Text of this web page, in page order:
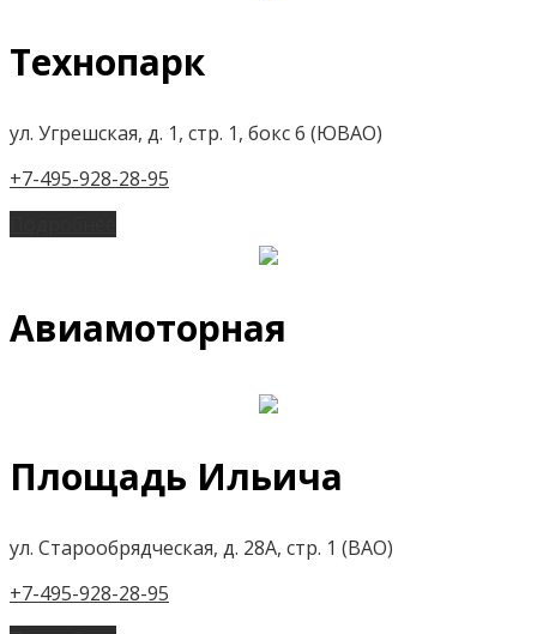
Технопарк
ул. Угрешская, д. 1, стр. 1, бокс 6 (ЮВАО)
+7-495-928-28-95
Авиамоторная
Площадь Ильича
ул. Старообрядческая, д. 28А, стр. 1 (ВАО)
+7-495-928-28-95